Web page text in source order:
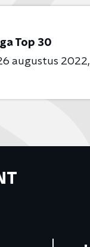
Top 30
augustus 2022